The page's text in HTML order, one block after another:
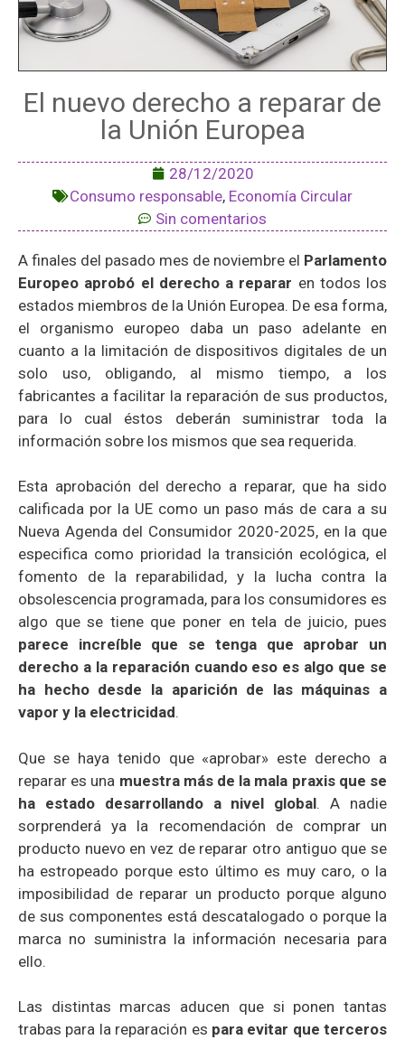
El nuevo derecho a reparar de
la Unión Europea
28/12/2020
Consumo responsable, Economía Circular
Sin comentarios
A finales del pasado mes de noviembre el Parlamento
Europeo aprobó el derecho a reparar en todos los
estados miembros de la Unión Europea. De esa forma,
el organismo europeo daba un paso adelante en
cuanto a la limitación de dispositivos digitales de un
solo uso, obligando, al mismo tiempo, a los
fabricantes a facilitar la reparación de sus productos,
para lo cual éstos deberán suministrar toda la
información sobre los mismos que sea requerida.
Esta aprobación del derecho a reparar, que ha sido
calificada por la UE como un paso más de cara a su
Nueva Agenda del Consumidor 2020-2025, en la que
especifica como prioridad la transición ecológica, el
fomento de la reparabilidad, y la lucha contra la
obsolescencia programada, para los consumidores es
algo que se tiene que poner en tela de juicio, pues
parece increíble que se tenga que aprobar un
derecho a la reparación cuando eso es algo que se
ha hecho desde la aparición de las máquinas a
vapor y la electricidad.
Que se haya tenido que «aprobar» este derecho a
reparar es una muestra más de la mala praxis que se
ha estado desarrollando a nivel global. A nadie
sorprenderá ya la recomendación de comprar un
producto nuevo en vez de reparar otro antiguo que se
ha estropeado porque esto último es muy caro, o la
imposibilidad de reparar un producto porque alguno
de sus componentes está descatalogado o porque la
marca no suministra la información necesaria para
ello.
Las distintas marcas aducen que si ponen tantas
trabas para la reparación es para evitar que terceros